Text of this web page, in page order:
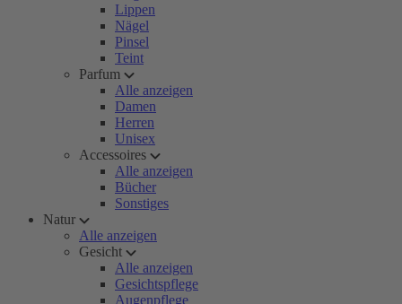
Lippen
Nägel
Pinsel
Teint
Parfum
Alle anzeigen
Damen
Herren
Unisex
Accessoires
Alle anzeigen
Bücher
Sonstiges
Natur
Alle anzeigen
Gesicht
Alle anzeigen
Gesichtspflege
Augenpflege